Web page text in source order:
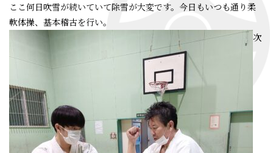
ここ何日吹雪が続いていて除雪が大変です。今日もいつも通り柔
軟体操、基本稽古を行い。
次